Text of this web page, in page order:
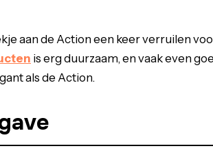
aan de Action een keer verruilen
is erg duurzaam, en vaak even
als de Action.